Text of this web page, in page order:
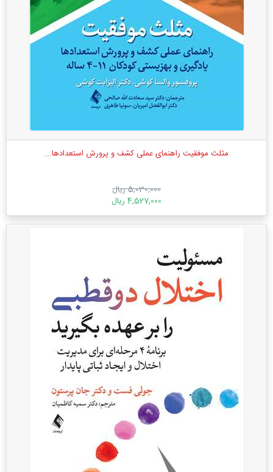
مثلث موفقیت راهنمای عملی کشف و پرورش استعدادها...
5,030,000 ریال
4,527,000 ریال